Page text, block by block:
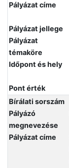
Pályázat címe
Pályázat jellege
Pályázat
témaköre
Időpont és hely
Pont érték
Bírálati sorszám
Pályázó
megnevezése
Pályázat címe